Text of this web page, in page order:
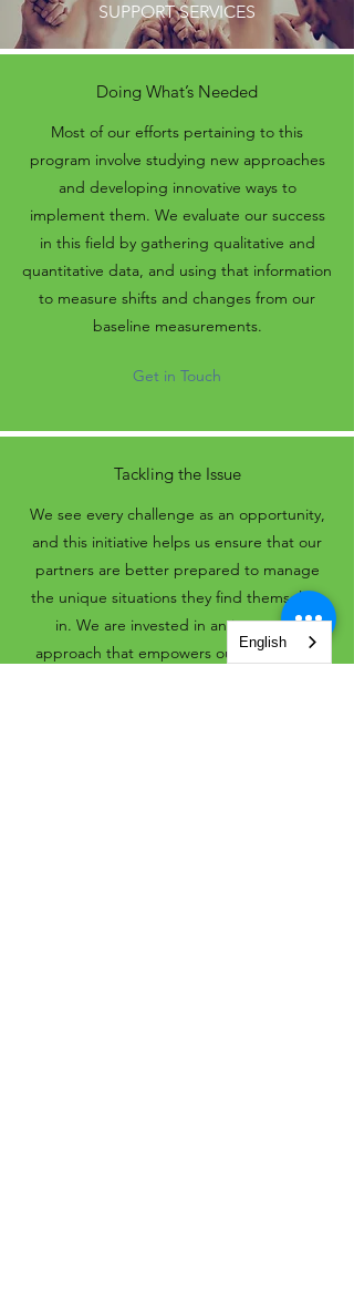
SUPPORT SERVICES
Doing What’s Needed
Most of our efforts pertaining to this
program involve studying new approaches
and developing innovative ways to
implement them. We evaluate our success
in this field by gathering qualitative and
quantitative data, and using that information
to measure shifts and changes from our
baseline measurements.
Get in Touch
Tackling the Issue
We see every challenge as an opportunity,
and this initiative helps us ensure that our
partners are better prepared to manage
the unique situations they find themselves
in. We are invested in an innovative
approach that empowers our community
English